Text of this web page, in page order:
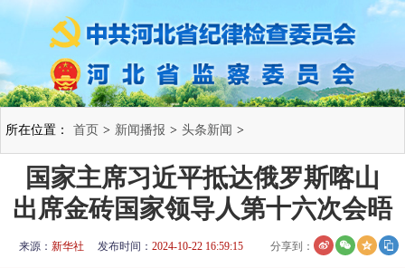
所在位置： 首页 > 新闻播报 > 头条新闻 >
国家主席习近平抵达俄罗斯喀山
出席金砖国家领导人第十六次会晤
来源： 新华社 发布时间： 2024-10-22 16:59:15 分享到：